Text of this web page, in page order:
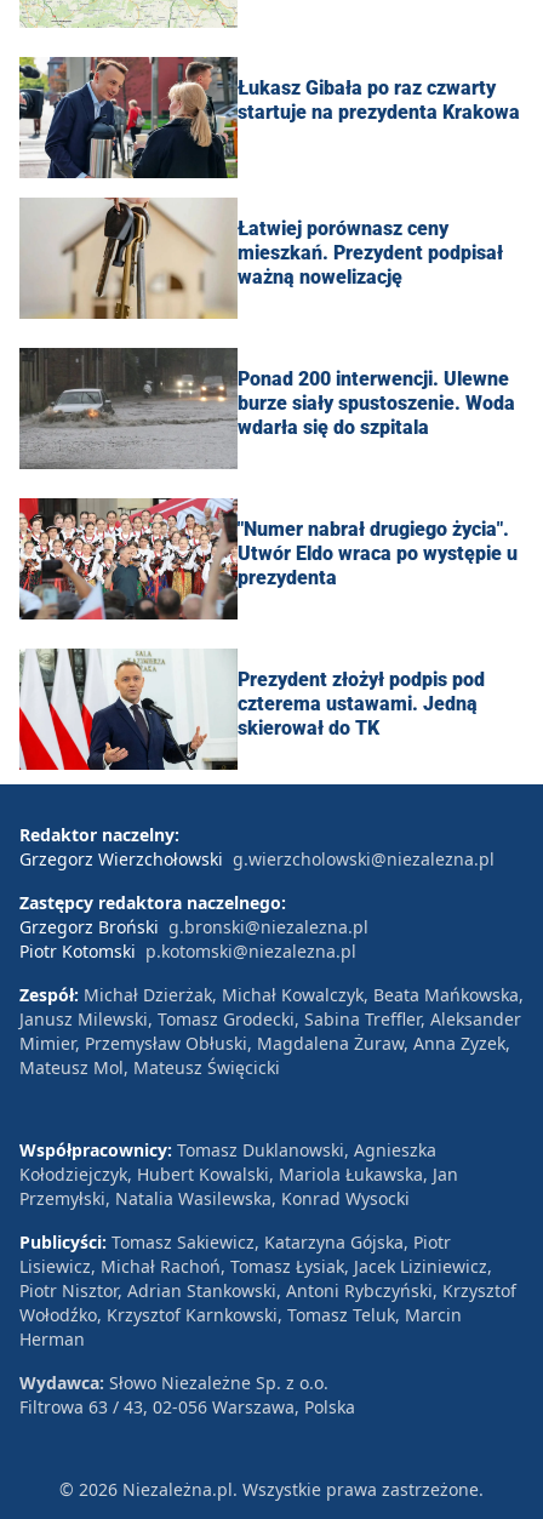
Łukasz Gibała po raz czwarty
startuje na prezydenta Krakowa
Łatwiej porównasz ceny
mieszkań. Prezydent podpisał
ważną nowelizację
Ponad 200 interwencji. Ulewne
burze siały spustoszenie. Woda
wdarła się do szpitala
"Numer nabrał drugiego życia".
Utwór Eldo wraca po występie u
prezydenta
Prezydent złożył podpis pod
czterema ustawami. Jedną
skierował do TK
Redaktor naczelny:
Grzegorz Wierzchołowski g.wierzcholowski@niezalezna.pl
Zastępcy redaktora naczelnego:
Grzegorz Broński g.bronski@niezalezna.pl
Piotr Kotomski p.kotomski@niezalezna.pl
Zespół: Michał Dzierżak, Michał Kowalczyk, Beata Mańkowska,
Janusz Milewski, Tomasz Grodecki, Sabina Treffler, Aleksander
Mimier, Przemysław Obłuski, Magdalena Żuraw, Anna Zyzek,
Mateusz Mol, Mateusz Święcicki
Współpracownicy: Tomasz Duklanowski, Agnieszka
Kołodziejczyk, Hubert Kowalski, Mariola Łukawska, Jan
Przemyłski, Natalia Wasilewska, Konrad Wysocki
Publicyści: Tomasz Sakiewicz, Katarzyna Gójska, Piotr
Lisiewicz, Michał Rachoń, Tomasz Łysiak, Jacek Liziniewicz,
Piotr Nisztor, Adrian Stankowski, Antoni Rybczyński, Krzysztof
Wołodźko, Krzysztof Karnkowski, Tomasz Teluk, Marcin
Herman
Wydawca: Słowo Niezależne Sp. z o.o.
Filtrowa 63 / 43, 02-056 Warszawa, Polska
© 2026 Niezależna.pl. Wszystkie prawa zastrzeżone.